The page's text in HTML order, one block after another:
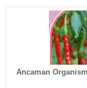
Ancaman